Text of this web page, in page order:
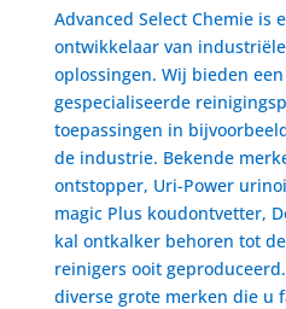
Advanced Select Chemie is
ontwikkelaar van
oplossingen. Wij bieden
gespecialiseerde
toepassingen in
de industrie. Bekende
ontstopper, Uri-Power
magic Plus koudontvetter,
kal ontkalker behoren tot
reinigers ooit
diverse grote merken die u